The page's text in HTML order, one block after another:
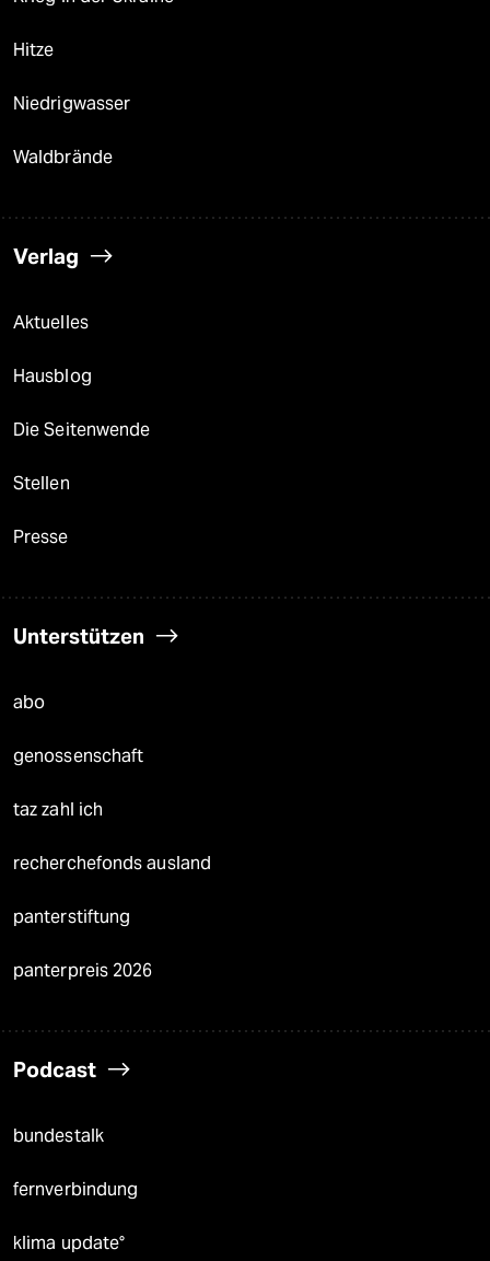
Hitze
Niedrigwasser
Waldbrände
Verlag
Aktuelles
Hausblog
Die Seitenwende
Stellen
Presse
Unterstützen
abo
genossenschaft
taz zahl ich
recherchefonds ausland
panterstiftung
panterpreis 2026
Podcast
bundestalk
fernverbindung
klima update°